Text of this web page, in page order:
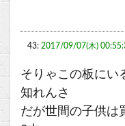
43: 2017/09/07(木)
そりゃこの板にい
知れんさ
だが世間の子供は